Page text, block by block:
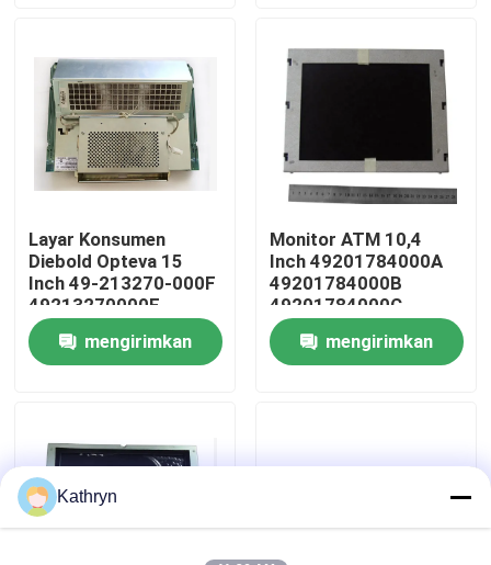
Tentang kami
Tur Pabrik
Hubungi kami
Permintaan Penawaran
Bagian ATM NCR
Layar Konsumen
Diebold Opteva 15
Inch 49-213270-000F
49213270000F
mengirimkan
Monitor ATM 10,4
Inch 49201784000A
49201784000B
49201784000C
mengirimkan
Kathryn